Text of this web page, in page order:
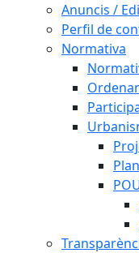
Anuncis /
Perfil de
Normativa